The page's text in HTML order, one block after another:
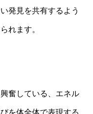
発見を共有するよう
れます。
奮している、エネル
を体全体で表現する